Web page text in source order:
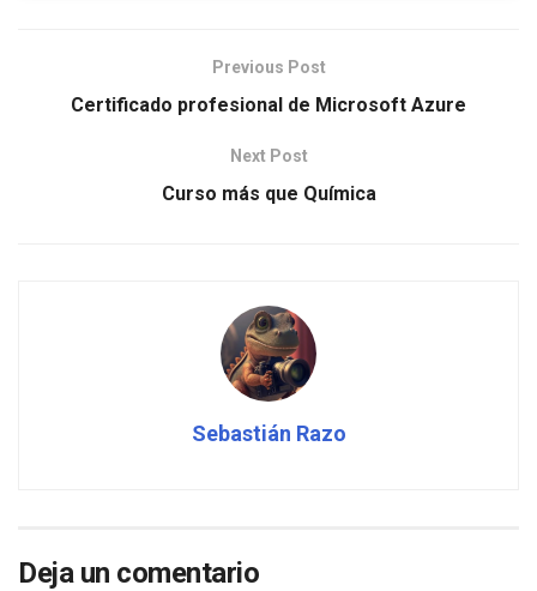
Previous Post
Certificado profesional de Microsoft Azure
Next Post
Curso más que Química
Sebastián Razo
Deja un comentario